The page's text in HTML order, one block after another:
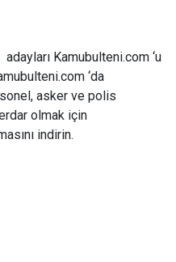
Kamubulteni.com ‘u
‘da
asker ve polis
olmak için
indirin.